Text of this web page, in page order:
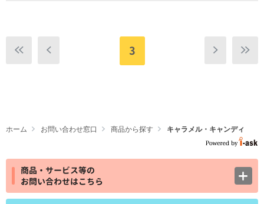
3
ホーム お問い合わせ窓口 商品から探す キャラメル・キャンディ
商品・サービス等の
お問い合わせはこちら